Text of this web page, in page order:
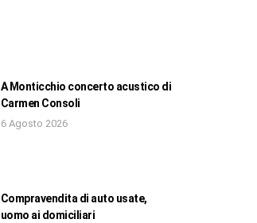
A Monticchio concerto acustico di
Carmen Consoli
6 Agosto 2026
Compravendita di auto usate,
uomo ai domiciliari